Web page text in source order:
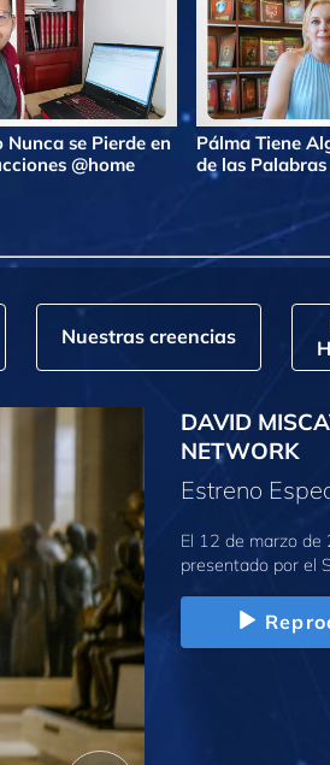
Nunca se Pierde en
@home
Pálma Tiene
de las Palabras
Nuestras creencias
DAVID
NETWORK
Estreno
El 12 de marzo
presentado por el